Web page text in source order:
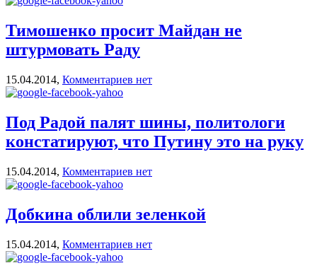
Тимошенко просит Майдан не
штурмовать Раду
15.04.2014, Комментариев нет
Под Радой палят шины, политологи
констатируют, что Путину это на руку
15.04.2014, Комментариев нет
Добкина облили зеленкой
15.04.2014, Комментариев нет